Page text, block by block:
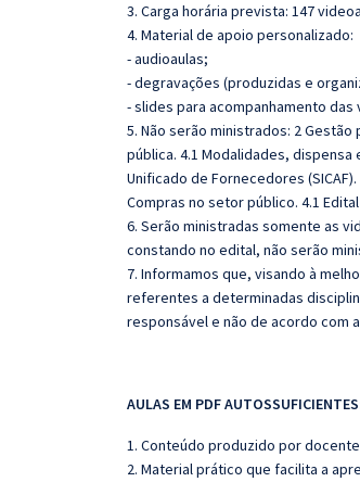
3. Carga horária prevista: 147
4. Material de apoio personalizado:
- audioaulas;
- degravações (produzidas e
- slides para acompanhamento das
5. Não serão ministrados: 2
pública. 4.1 Modalidades, dispensa
Unificado de Fornecedores
Compras no setor público. 4.1
6. Serão ministradas somente as
constando no edital, não serão
7. Informamos que, visando à
referentes a determinadas
responsável e não de acordo com
AULAS EM PDF
1. Conteúdo produzido por
2. Material prático que facilita a